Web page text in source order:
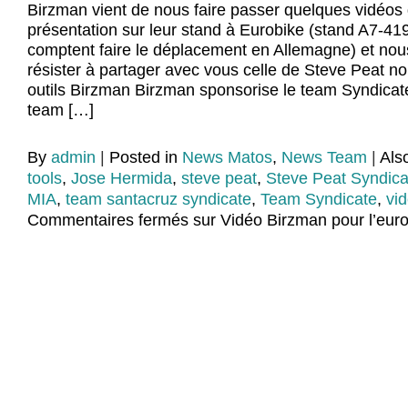
Birzman vient de nous faire passer quelques vidéos
présentation sur leur stand à Eurobike (stand A7-
comptent faire le déplacement en Allemagne) et
résister à partager avec vous celle de Steve Peat
outils Birzman Birzman sponsorise le team
team […]
By admin Posted in News Matos, News Team
tools, Jose Hermida, steve peat, Steve Peat
MIA, team santacruz syndicate, Team Syndicate,
Commentaires fermés sur Vidéo Birzman pour